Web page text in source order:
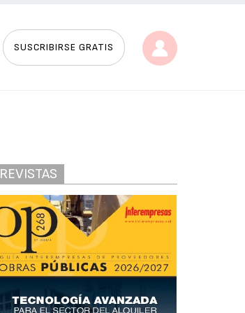
SUSCRIBIRSE GRATIS
REVISTAS